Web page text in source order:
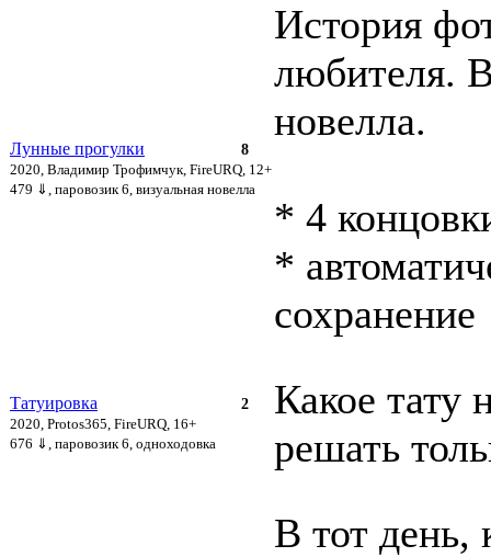
8
Лунные прогулки
2020, Владимир Трофимчук, FireURQ, 12+
479 ⇓ , паровозик 6, визуальная новелла
История
любителя.
новелла.
* 4
*
сохранение
2
Татуировка
2020, Protos365, FireURQ, 16+
676 ⇓ , паровозик 6, одноходовка
Какое тату
решать
В тот день,